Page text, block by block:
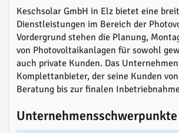
Keschsolar GmbH in Elz bietet eine
Dienstleistungen im Bereich der
Vordergrund stehen die Planung,
von Photovoltaikanlagen für sowohl
auch private Kunden. Das
Komplettanbieter, der seine Kunden
Beratung bis zur finalen
Unternehmensschwerpunkte